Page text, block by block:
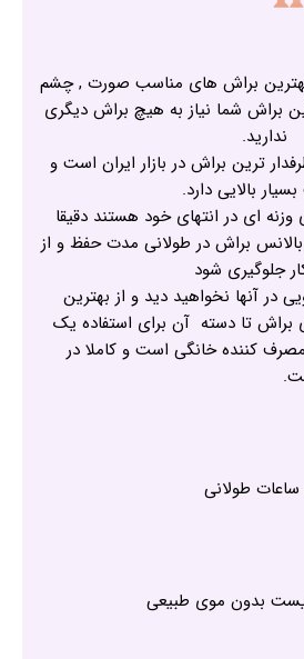
بهترین براش های مناسب صورت , چشم
براش شما نیاز به هیچ براش دیگری
ندارید.
ترین براش در بازار ایران است و
بالایی دارد.
ای در انتهای خود هستند دقیقا
براش در طولانی مدت حفظ و از
جلوگیری شود
آنها نخواهید دید و از بهترین
براش تا دسته آن برای استفاده یک
کننده خانگی است و کاملا در
طولانی
بدون موی طبیعی